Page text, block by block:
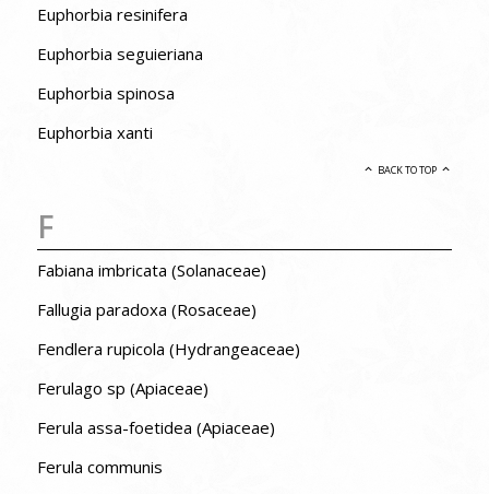
Euphorbia resinifera
Euphorbia seguieriana
Euphorbia spinosa
Euphorbia xanti
BACK TO TOP
F
Fabiana imbricata (Solanaceae)
Fallugia paradoxa (Rosaceae)
Fendlera rupicola (Hydrangeaceae)
Ferulago sp (Apiaceae)
Ferula assa-foetidea (Apiaceae)
Ferula communis